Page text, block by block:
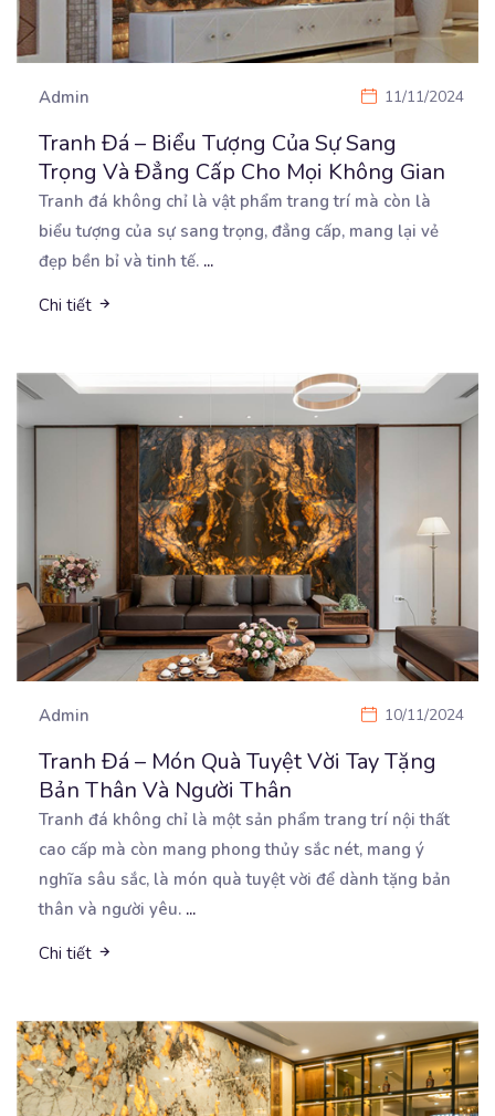
Admin 11/11/2024
Tranh Đá – Biểu Tượng Của Sự Sang
Trọng Và Đẳng Cấp Cho Mọi Không Gian
Tranh đá không chỉ là vật phẩm trang trí mà còn là
biểu tượng của sự sang trọng, đẳng cấp, mang lại vẻ
đẹp bền bỉ và tinh tế. ...
Chi tiết
Admin 10/11/2024
Tranh Đá – Món Quà Tuyệt Vời Tay Tặng
Bản Thân Và Người Thân
Tranh đá không chỉ là một sản phẩm trang trí nội thất
cao cấp mà còn mang phong thủy sắc nét, mang ý
nghĩa sâu sắc, là món quà tuyệt vời để dành tặng bản
thân và người yêu. ...
Chi tiết